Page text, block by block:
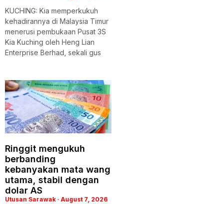
KUCHING: Kia memperkukuh
kehadirannya di Malaysia Timur
menerusi pembukaan Pusat 3S
Kia Kuching oleh Heng Lian
Enterprise Berhad, sekali gus
Ringgit mengukuh
berbanding
kebanyakan mata wang
utama, stabil dengan
dolar AS
Utusan Sarawak August 7, 2026